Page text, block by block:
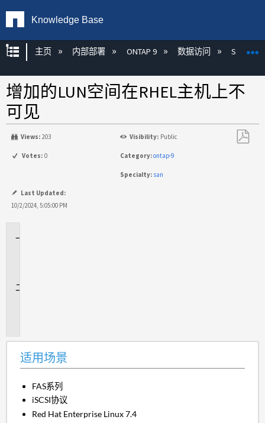
Knowledge Base
扩展/隐缩全局层次
主页 内部部署 ONTAP 9 数据访问 SAN
增加的LUN空间在RHEL主机上不
可见
Views: 203 Visibility: Public
Votes: 0 Category:ontap-9
Specialty: san
Last Updated:
10/2/2024, 5:05:00 PM
适用场景
FAS系列
iSCSI协议
Red Hat Enterprise Linux 7.4